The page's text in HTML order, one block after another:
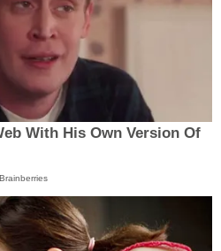
With His Own Version Of
Brainberries